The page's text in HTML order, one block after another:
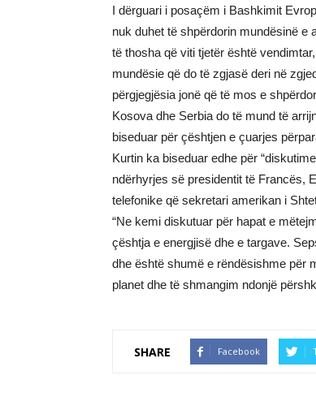
I dërguari i posaçëm i Bashkimit
nuk duhet të shpërdorin mundësinë e
të thosha që viti tjetër është
mundësie që do të zgjasë deri në
përgjegjësia jonë që të mos e
Kosova dhe Serbia do të mund të
biseduar për çështjen e çuarjes
Kurtin ka biseduar edhe për
ndërhyrjes së presidentit të Francës,
telefonike që sekretari amerikan i
“Ne kemi diskutuar për hapat e
çështja e energjisë dhe e targave.
dhe është shumë e rëndësishme për
planet dhe të shmangim ndonjë
SHARE Facebook